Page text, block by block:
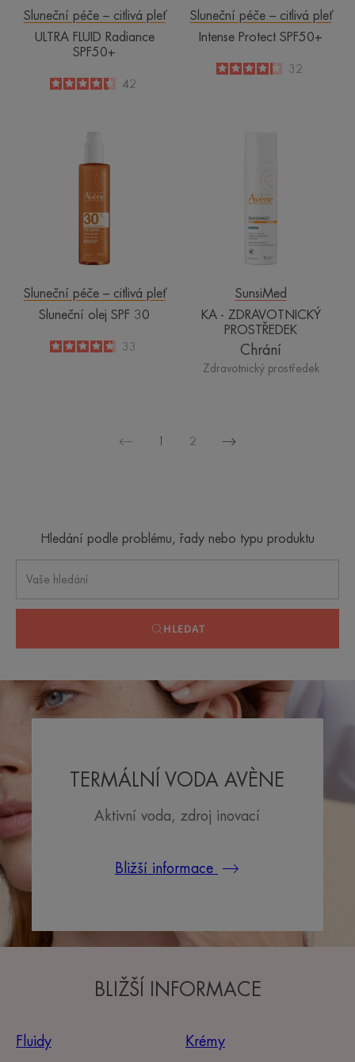
Sluneční péče – citlivá pleť
ULTRA FLUID Radiance
SPF50+
4.4
/
5
42
Sluneční péče – citlivá pleť
Intense Protect SPF50+
4.2
/
5
32
SPF
Sluneční péče – citlivá pleť
Sluneční olej SPF 30
4.8
/
5
33
SunsiMed
KA - ZDRAVOTNICKÝ
PROSTŘEDEK
Chrání
Zdravotnický prostředek
2
Další
Hledání podle problému, řady nebo typu produktu
HLEDAT
TERMÁLNÍ VODA AVÈNE
Aktivní voda, zdroj inovací
Bližší informace
BLIŽŠÍ INFORMACE
Fluidy Krémy